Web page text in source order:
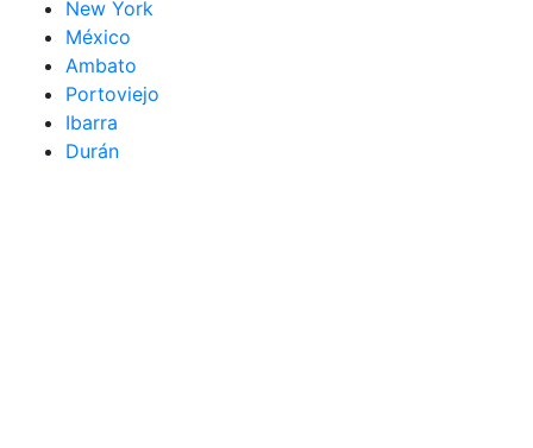
New York
México
Ambato
Portoviejo
Ibarra
Durán